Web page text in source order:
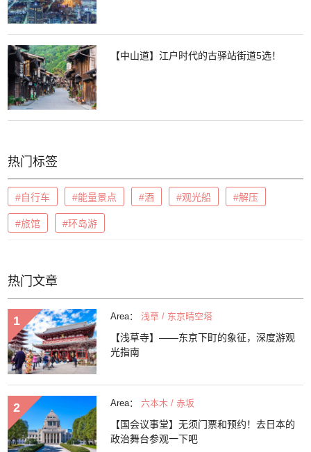
【中山道】江户时代的古驿站街道5选！
热门标签
#自行车 #能量景点 #酒 #观光船 #解压
#旅馆 #环岛游
热门文章
Area： 浅草 / 东京晴空塔
【浅草寺】——东京下町的象征，深度游观
光指南
Area： 六本木 / 赤坂
【国会议事堂】无须门票和预约！去日本的
政治舞台参观一下吧